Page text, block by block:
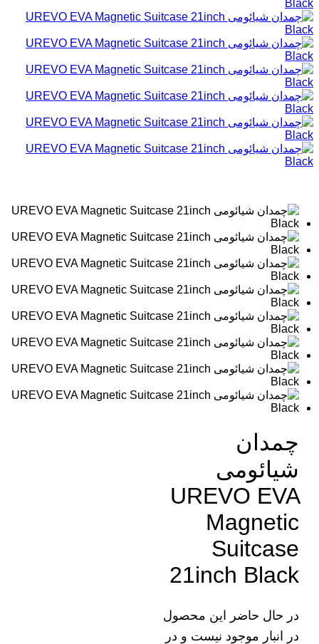
چمدان
شیائومی
UREVO EVA
Magnetic
Suitcase
21inch Black
در حال حاضر این محصول
در انبار موجود نیست و در